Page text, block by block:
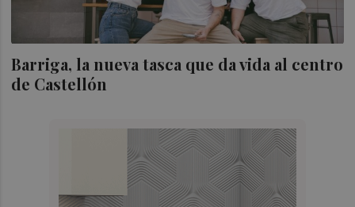
Barriga, la nueva tasca que da vida al centro
de Castellón